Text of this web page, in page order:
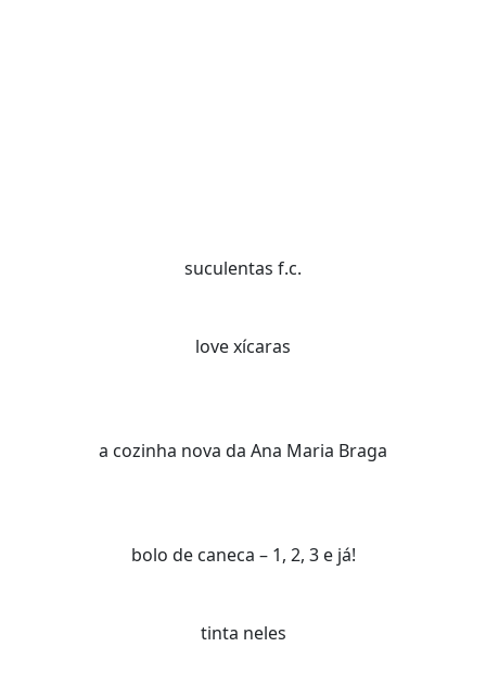
suculentas f.c.
love xícaras
a cozinha nova da Ana Maria Braga
bolo de caneca – 1, 2, 3 e já!
tinta neles